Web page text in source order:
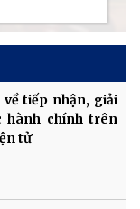
tiếp nhận, giải
hành chính trên
tử